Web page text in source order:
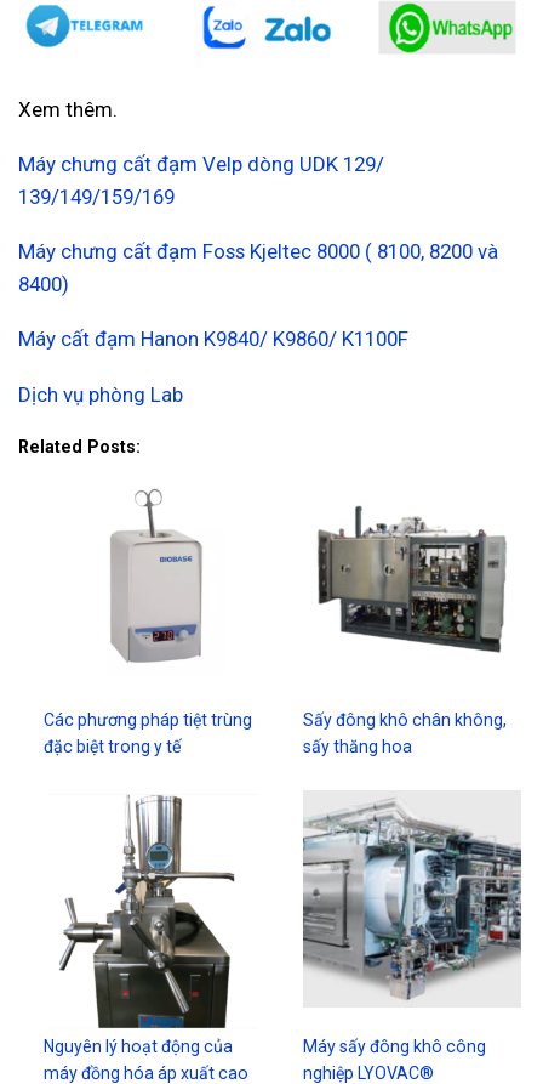
Xem thêm.
Máy chưng cất đạm Velp dòng UDK 129/
139/149/159/169
Máy chưng cất đạm Foss Kjeltec 8000 ( 8100, 8200 và
8400)
Máy cất đạm Hanon K9840/ K9860/ K1100F
Dịch vụ phòng Lab
Related Posts:
Các phương pháp tiệt trùng
đặc biệt trong y tế
Sấy đông khô chân không,
sấy thăng hoa
Nguyên lý hoạt động của
máy đồng hóa áp xuất cao
Máy sấy đông khô công
nghiệp LYOVAC®